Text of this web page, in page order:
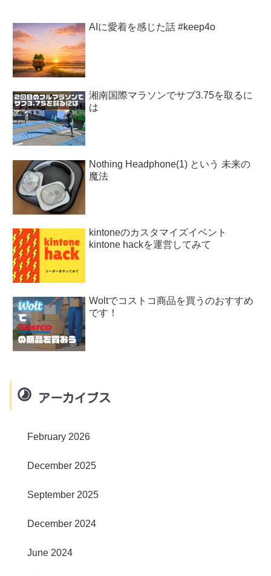
AIに愛着を感じた話 #keep4o
湘南国際マラソンでサブ3.75を取るに
は
Nothing Headphone(1) という 未来の
魔法
kintoneのカスタマイズイベント
kintone hackを運営してみて
Woltでコストコ商品を買うのおすすめ
です！
アーカイブス
February 2026
December 2025
September 2025
December 2024
June 2024